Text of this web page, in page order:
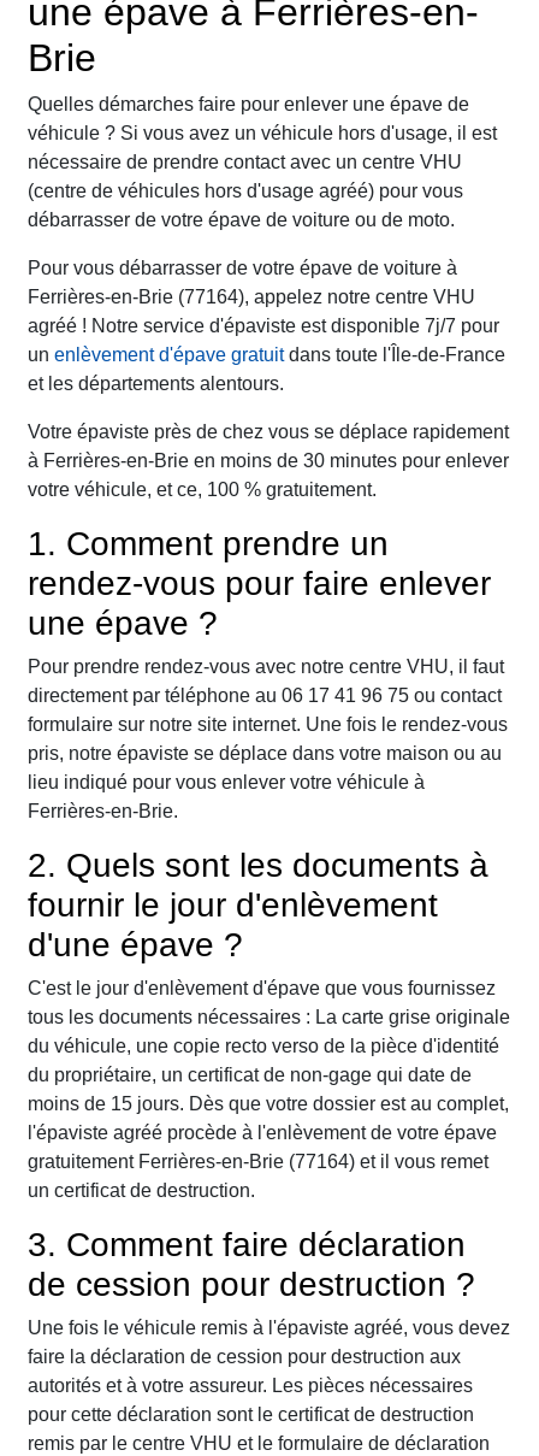
une épave à Ferrières-en-
Brie
Quelles démarches faire pour enlever une épave de
véhicule ? Si vous avez un véhicule hors d'usage, il est
nécessaire de prendre contact avec un centre VHU
(centre de véhicules hors d'usage agréé) pour vous
débarrasser de votre épave de voiture ou de moto.
Pour vous débarrasser de votre épave de voiture à
Ferrières-en-Brie (77164), appelez notre centre VHU
agréé ! Notre service d'épaviste est disponible 7j/7 pour
un enlèvement d'épave gratuitdans toute l'Île-de-France
et les départements alentours.
Votre épaviste près de chez vous se déplace rapidement
à Ferrières-en-Brie en moins de 30 minutes pour enlever
votre véhicule, et ce, 100 % gratuitement.
1. Comment prendre un
rendez-vous pour faire enlever
une épave ?
Pour prendre rendez-vous avec notre centre VHU, il faut
directement par téléphone au 06 17 41 96 75 ou contact
formulaire sur notre site internet. Une fois le rendez-vous
pris, notre épaviste se déplace dans votre maison ou au
lieu indiqué pour vous enlever votre véhicule à
Ferrières-en-Brie.
2. Quels sont les documents à
fournir le jour d'enlèvement
d'une épave ?
C'est le jour d'enlèvement d'épave que vous fournissez
tous les documents nécessaires : La carte grise originale
du véhicule, une copie recto verso de la pièce d'identité
du propriétaire, un certificat de non-gage qui date de
moins de 15 jours. Dès que votre dossier est au complet,
l'épaviste agréé procède à l'enlèvement de votre épave
gratuitement Ferrières-en-Brie (77164) et il vous remet
un certificat de destruction.
3. Comment faire déclaration
de cession pour destruction ?
Une fois le véhicule remis à l'épaviste agréé, vous devez
faire la déclaration de cession pour destruction aux
autorités et à votre assureur. Les pièces nécessaires
pour cette déclaration sont le certificat de destruction
remis par le centre VHU et le formulaire de déclaration